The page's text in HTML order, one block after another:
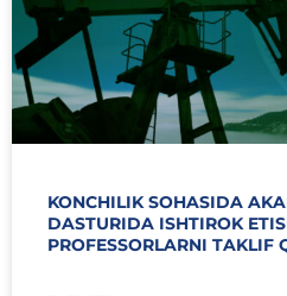
KONCHILIK SOHASIDA
DASTURIDA ISHTIROK
PROFESSORLARNI TAKLIF